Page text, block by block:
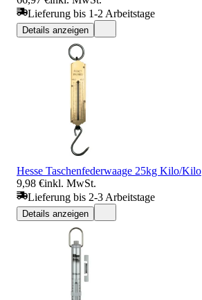
Lieferung bis 1-2 Arbeitstage
Details anzeigen
Hesse Taschenfederwaage 25kg Kilo/Kilo
9,98 €inkl. MwSt.
Lieferung bis 2-3 Arbeitstage
Details anzeigen